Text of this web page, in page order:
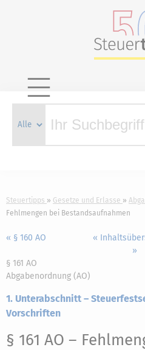
Steuertipps Gesetze und Erlasse
Fehlmengen bei Bestandsaufnahmen
« § 160 AO
«
»
§ 161 AO
Abgabenordnung (AO)
1. Unterabschnitt –
Vorschriften
§ 161 AO –